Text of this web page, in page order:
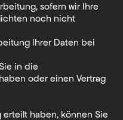
sofern wir Ihre
noch nicht
Ihrer Daten bei
in die
oder einen Vertrag
erteilt haben, können Sie